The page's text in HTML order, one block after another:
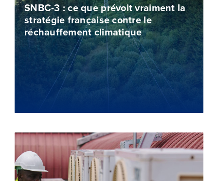
SNBC-3 : ce que prévoit vraiment la
stratégie française contre le
réchauffement climatique